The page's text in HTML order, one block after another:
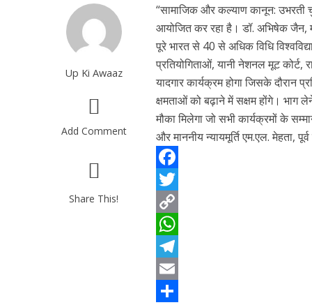
Up Ki Awaaz
Add Comment
Share This!
“सामाजिक और कल्याण कानून: उभरती
आयोजित कर रहा है। डॉ. अभिषेक जैन,
पूरे भारत से 40 से अधिक विधि
प्रतियोगिताओं, यानी नेशनल मूट कोर्ट,
यादगार कार्यक्रम होगा जिसके
क्षमताओं को बढ़ाने में सक्षम होंगे। भाग
मौका मिलेगा जो सभी कार्यक्रमों के
और माननीय न्यायमूर्ति एम.एल. मेहता,
F
a
c
e
b
o
T
w
t
C
o
p
y
W
h
a
T
eE